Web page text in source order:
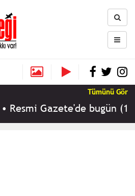
Tümünü Gör
Resmi Gazete'de bugün (10